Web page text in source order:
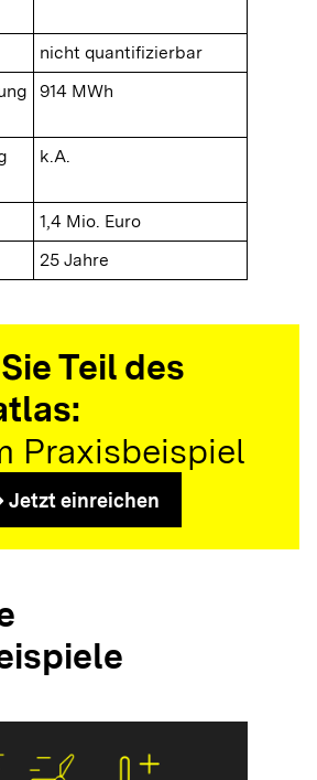
nicht quantifizierbar
914 MWh
k.A.
1,4 Mio. Euro
25 Jahre
Teil des
Praxisbeispiel
Jetzt einreichen